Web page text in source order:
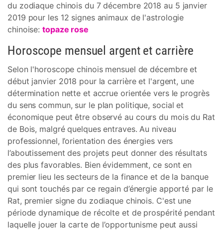
du zodiaque chinois du 7 décembre 2018 au 5 janvier
2019 pour les 12 signes animaux de l'astrologie
chinoise:topaze rose
Horoscope mensuel argent et carrière
Selon l'horoscope chinois mensuel de décembre et
début janvier 2018 pour la carrière et l'argent, une
détermination nette et accrue orientée vers le progrès
du sens commun, sur le plan politique, social et
économique peut être observé au cours du mois du Rat
de Bois, malgré quelques entraves. Au niveau
professionnel, l’orientation des énergies vers
l’aboutissement des projets peut donner des résultats
des plus favorables. Bien évidemment, ce sont en
premier lieu les secteurs de la finance et de la banque
qui sont touchés par ce regain d’énergie apporté par le
Rat, premier signe du zodiaque chinois. C'est une
période dynamique de récolte et de prospérité pendant
laquelle jouer la carte de l’opportunisme peut aussi